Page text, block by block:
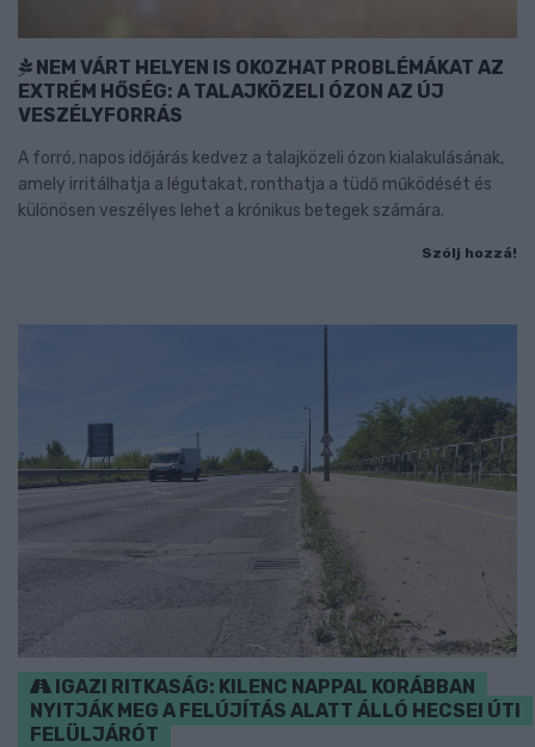
NEM VÁRT HELYEN IS OKOZHAT PROBLÉMÁKAT AZ
EXTRÉM HŐSÉG: A TALAJKÖZELI ÓZON AZ ÚJ
VESZÉLYFORRÁS
A forró, napos időjárás kedvez a talajközeli ózon kialakulásának,
amely irritálhatja a légutakat, ronthatja a tüdő működését és
különösen veszélyes lehet a krónikus betegek számára.
Szólj hozzá!
IGAZI RITKASÁG: KILENC NAPPAL KORÁBBAN
NYITJÁK MEG A FELÚJÍTÁS ALATT ÁLLÓ HECSEI ÚTI
FELÜLJÁRÓT